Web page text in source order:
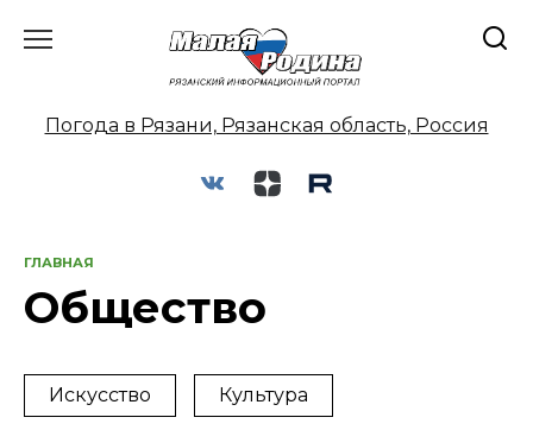
Погода в Рязани, Рязанская область, Россия
ГЛАВНАЯ
Общество
Искусство Культура